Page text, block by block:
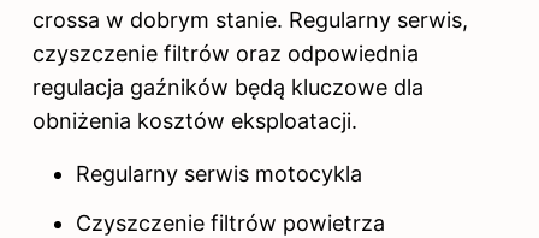
crossa w dobrym stanie. Regularny serwis,
czyszczenie filtrów oraz odpowiednia
regulacja gaźników będą kluczowe dla
obniżenia kosztów eksploatacji.
Regularny serwis motocykla
Czyszczenie filtrów powietrza